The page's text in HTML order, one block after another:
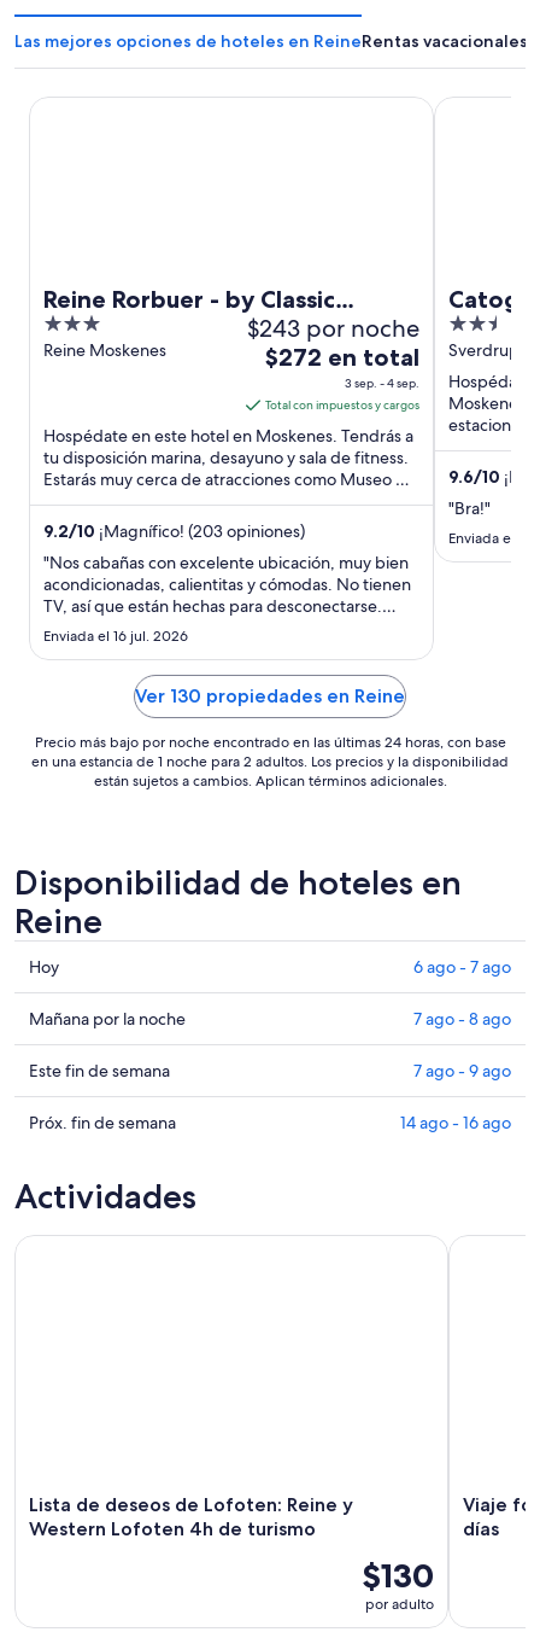
Las mejores opciones de hoteles en ReineRentas vacacionales
Reine Rorbuer - by Classic
Norway Hotels
3
out
Reine Moskenes
$243 por noche
El
es
de
$272
en
total
por
noche
del
3
al
4
sep
$272 en total
3 sep. - 4 sep.
Total con impuestos y cargos
Hospédate en este hotel en Moskenes. Tendrás a
tu disposición marina, desayuno y sala de fitness.
Estarás muy cerca de atracciones como Museo de
Muñecas y Juguetes ...
9.2/10 ¡Magnífico! (203 opiniones)
"Nos cabañas con excelente ubicación, muy bien
acondicionadas, calientitas y cómodas. No tienen
TV, así que están hechas para desconectarse.
Ofrecen un desayuno muy rico y completo. Por las
tardes operan un restaurante con excelente
comida para cenar. Tomamos el tour de kayak por
la noche y nos ..."
Enviada el 16 jul. 2026
Reine Rorbuer - by Classic Norway Hotels
2.5
out
of
5
Sverdrups
Hospédate
Moskenes.
completo.
9.6/10
"Bra!"
Enviada el 11
Catogården
Ver 130 propiedades en Reine
Precio más bajo por noche encontrado en las últimas 24 horas, con base
en una estancia de 1 noche para 2 adultos. Los precios y la disponibilidad
están sujetos a cambios. Aplican términos adicionales.
Disponibilidad de hoteles en
Reine
Consultar
precios
en
Reine
para
hoy,
6
7
Hoy 6 ago - 7 ago
Consultar
precios
en
Reine
para
la
Mañana por la noche 7 ago - 8 ago
Consultar
precios
en
este
Este fin de semana 7 ago - 9 ago
Consultar
Reine
Próx. fin de semana 14 ago - 16 ago
Actividades
Lista de deseos de Lofoten: Reine y
Western Lofoten 4h de turismo
$130
por adulto
Lista de deseos de Lofoten: Reine y Western Lofoten 4h de
Viaje
días
Viaje